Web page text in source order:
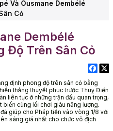
Và Ousmane Dembélé
Cỏ
Dembélé
Độ Trên Sân Cỏ
định phong độ trên sân cỏ bằng
thắng thuyết phục trước Thuỵ Điển
liên tục ở những trận đấu quan trọng,
cùng lối chơi giàu năng lượng.
giúp cho Pháp tiến vào vòng 1/8 với
sáng giá nhất cho chức vô địch